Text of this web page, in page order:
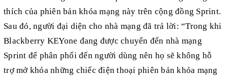
thích của phiên bản khóa mạng này trên cộng đồng Sprint.
Sau đó, người đại diện cho nhà mạng đã trả lời: “Trong khi
Blackberry KEYone đang được chuyển đến nhà mạng
Sprint để phân phối đến người dùng nên họ sẽ không hỗ
trợ mở khóa những chiếc điện thoại phiên bản khóa mạng